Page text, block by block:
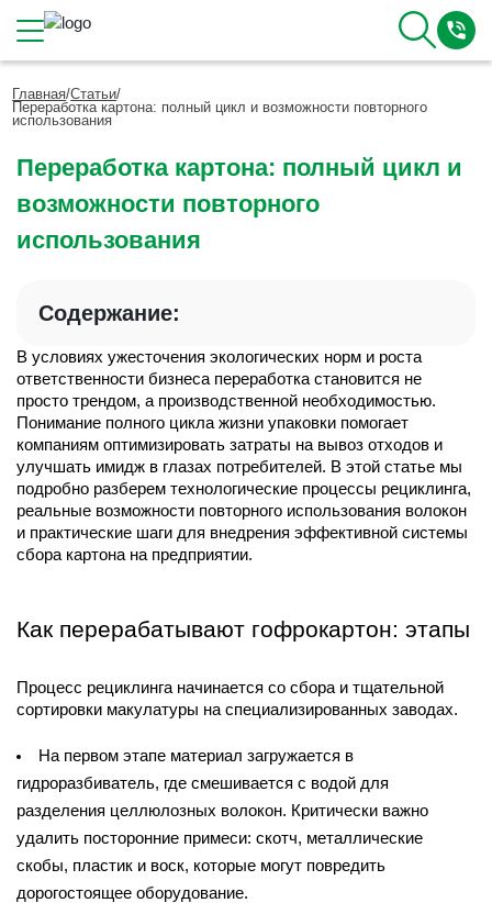
О Компании
Контакты
Отзывы
Документация
Наши технологии
Гофротара с печатью
Фотогалерея
Рассчитать стоимость упаковки
Заказать звонок
Пн-Пт 8:00 - 17:00
market@tdbrkarton.ru
+7 (4832) 71-44-42
г. Брянск, Белобережская улица, 1А
материалов с сайта строго запрещено.
Главная/Статьи/
Переработка картона: полный цикл и возможности повторного
использования
Переработка картона: полный цикл и
возможности повторного
использования
Содержание:
В условиях ужесточения экологических норм и роста
ответственности бизнеса переработка становится не
просто трендом, а производственной необходимостью.
Понимание полного цикла жизни упаковки помогает
компаниям оптимизировать затраты на вывоз отходов и
улучшать имидж в глазах потребителей. В этой статье мы
подробно разберем технологические процессы рециклинга,
реальные возможности повторного использования волокон
и практические шаги для внедрения эффективной системы
сбора картона на предприятии.
Как перерабатывают гофрокартон: этапы
Процесс рециклинга начинается со сбора и тщательной
сортировки макулатуры на специализированных заводах.
На первом этапе материал загружается в
гидроразбиватель, где смешивается с водой для
разделения целлюлозных волокон. Критически важно
удалить посторонние примеси: скотч, металлические
скобы, пластик и воск, которые могут повредить
дорогостоящее оборудование.